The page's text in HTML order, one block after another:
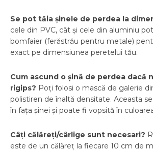
Se pot tăia șinele de perdea la
cele din PVC, cât și cele din aluminiu
bomfaier (ferăstrău pentru metale)
exact pe dimensiunea peretelui tău.
Cum ascund o șină de perdea dacă
rigips? Poți folosi o mască de galerie
polistiren de înaltă densitate. Aceasta
în fața șinei și poate fi vopsită în
Câți călăreți/cârlige sunt necesari?
este de un călăreț la fiecare 10 cm de